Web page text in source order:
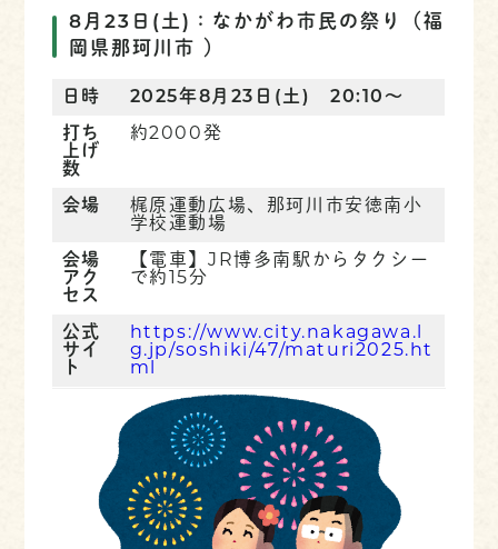
8月23日(土)：なかがわ市民の祭り
（福
岡県那珂川市
）
日時 2025年8月23日(土) 20:10～
打ち
上げ
数
約2000発
会場
梶原運動広場、那珂川市安徳南小
学校運動場
会場
アク
セス
【電車】JR博多南駅からタクシー
で約15分
公式
サイ
ト
https://www.city.nakagawa.l
g.jp/soshiki/47/maturi2025.ht
ml